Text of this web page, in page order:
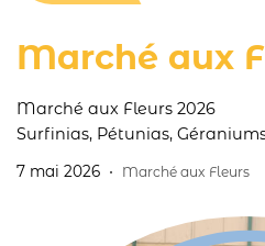
Marché aux
Marché aux Fleurs 2026
Surfinias, Pétunias,
L’occasion pour nos
7 mai 2026 Marché aux Fleurs